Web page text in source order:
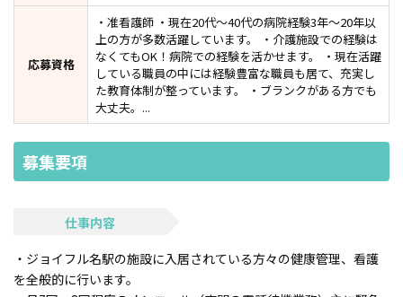
応募資格
・准看護師 ・現在20代～40代の病院経験3年～20年以
上の方が多数活躍しています。 ・介護施設での経験は
なくてもOK！病院での経験を活かせます。 ・現在活躍
している職員の中には経験豊富な職員も居て、充実し
た教育体制が整っています。 ・ブランクがある方でも
大丈夫。...
募集要項
仕事内容
・ジョイフル名駅の施設に入居されている方々の健康管理、看護
を全般的に行います。